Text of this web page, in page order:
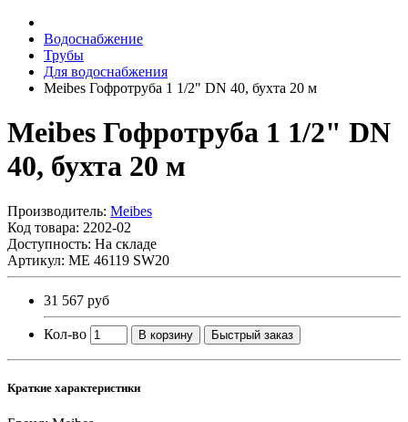
Водоснабжение
Трубы
Для водоснабжения
Meibes Гофротруба 1 1/2" DN 40, бухта 20 м
Meibes Гофротруба 1 1/2" DN
40, бухта 20 м
Производитель: Meibes
Код товара: 2202-02
Доступность: На складе
Артикул: ME 46119 SW20
31 567 руб
Кол-во В корзину Быстрый заказ
Краткие характеристики